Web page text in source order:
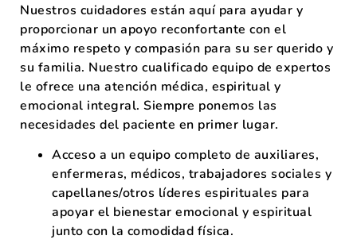
Nuestros cuidadores están aquí para ayudar y
proporcionar un apoyo reconfortante con el
máximo respeto y compasión para su ser querido y
su familia. Nuestro cualificado equipo de expertos
le ofrece una atención médica, espiritual y
emocional integral. Siempre ponemos las
necesidades del paciente en primer lugar.
Acceso a un equipo completo de auxiliares,
enfermeras, médicos, trabajadores sociales y
capellanes/otros líderes espirituales para
apoyar el bienestar emocional y espiritual
junto con la comodidad física.